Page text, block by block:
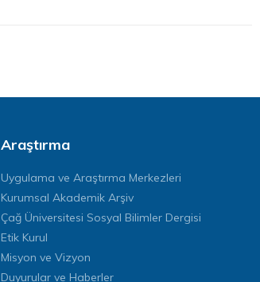
Araştırma
Uygulama ve Araştırma Merkezleri
Kurumsal Akademik Arşiv
Çağ Üniversitesi Sosyal Bilimler Dergisi
Etik Kurul
Misyon ve Vizyon
Duyurular ve Haberler